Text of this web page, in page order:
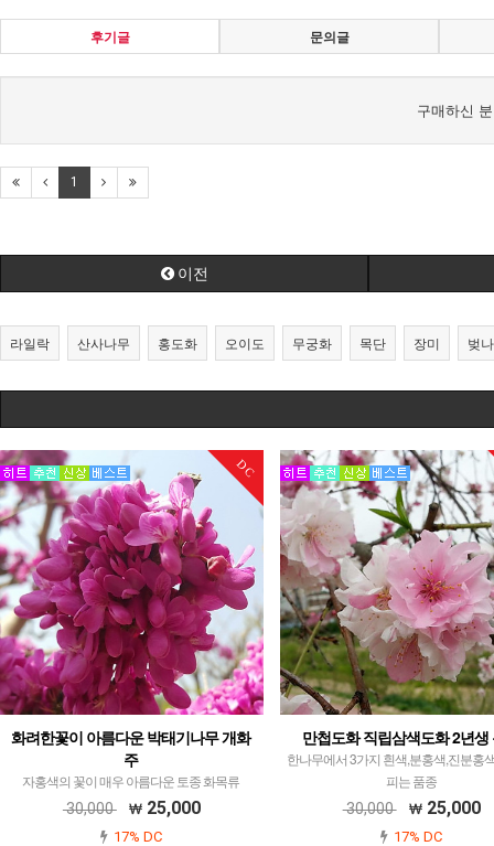
후기글 문의글
구매하신
1
이전
라일락 산사나무 홍도화 오이도 무궁화 목단 장미 벚
DC
화려한꽃이 아름다운 박태기나무 개화
주
자홍색의 꽃이 매우 아름다운 토종 화목류
30,000 25,000
17% DC
만첩도화 직립삼색도화 2년생
한나무에서 3가지 흰색,분홍색,진분홍
피는 품종
30,000 25,000
17% DC